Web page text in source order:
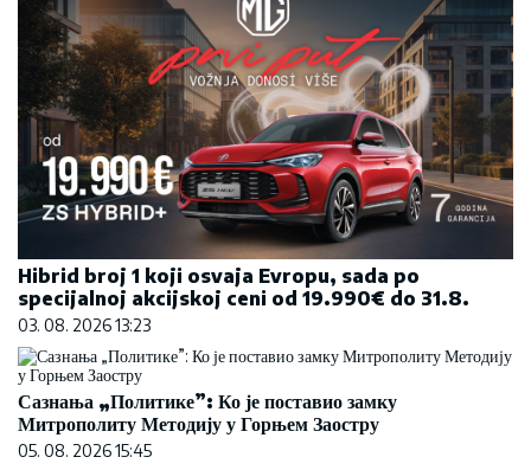
Hibrid broj 1 koji osvaja Evropu, sada po
specijalnoj akcijskoj ceni od 19.990€ do 31.8.
03. 08. 2026 13:23
Сазнања „Политике”: Ко је поставио замку
Митрополиту Методију у Горњем Заостру
05. 08. 2026 15:45